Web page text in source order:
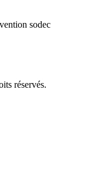
réservés.